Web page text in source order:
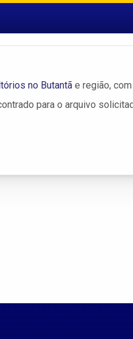
no Butantã e região,
para o arquivo